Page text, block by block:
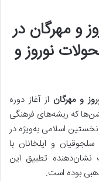
نوروز و مهرگان در
نوروز و
و مهرگان از آغاز دوره
که ریشه‌های فرهنگی
اسلامی به‌ویژه در
و ایلخانان با
نشان‌دهنده تطبیق این
بوده است.